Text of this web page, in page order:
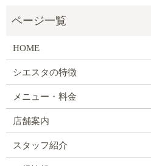
HOME
シエスタの特徴
メニュー・料金
店舗案内
スタッフ紹介